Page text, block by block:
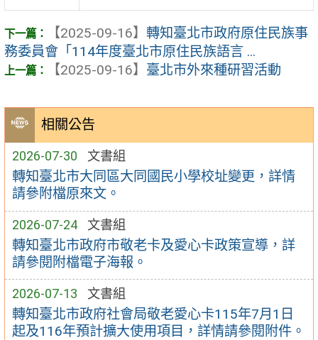
相關公告
2026-07-30 文書組
轉知臺北市大同區大同國民小學校址變更，詳情
請參附檔原來文。
2026-07-24 文書組
轉知臺北市政府市敬老卡及愛心卡政策宣導，詳
請參閱附檔電子海報。
2026-07-13 文書組
轉知臺北市政府社會局敬老愛心卡115年7月1日
起及116年預計擴大使用項目，詳情請參閱附件。
【2025-09-16】 轉知臺北市政府原住民族事
務委員會「114年度臺北市原住民族語言 ...
【2025-09-16】 臺北市外來種研習活動